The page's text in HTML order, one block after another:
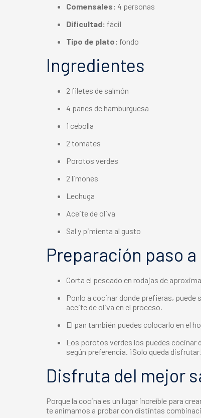
Comensales: 4 personas
Dificultad: fácil
Tipo de plato: fondo
Ingredientes
2 filetes de salmón
4 panes de hamburguesa
1 cebolla
2 tomates
Porotos verdes
2 limones
Lechuga
Aceite de oliva
Sal y pimienta al gusto
Preparación paso a
Corta el pescado en rodajas de
Ponlo a cocinar donde prefieras, puede
aceite de oliva en el proceso.
El pan también puedes colocarlo en el
Los porotos verdes los puedes cocinar
según preferencia. ¡Solo queda disfrutar!
Disfruta del mejor
Porque la cocina es un lugar increíble para
te animamos a probar con distintas